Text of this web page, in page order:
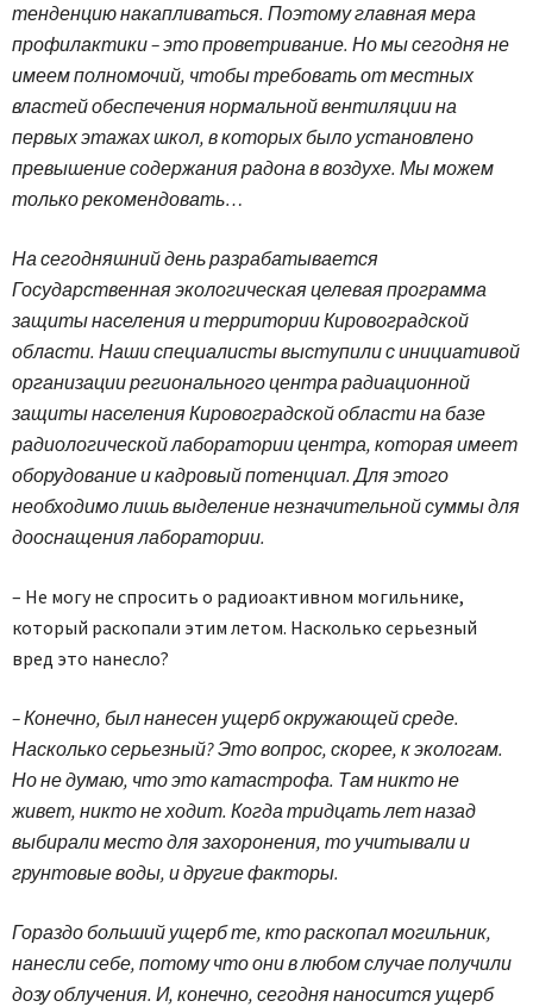
тенденцию накапливаться. Поэтому главная мера
профилактики – это проветривание. Но мы сегодня не
имеем полномочий, чтобы требовать от местных
властей обеспечения нормальной вентиляции на
первых этажах школ, в которых было установлено
превышение содержания радона в воздухе. Мы можем
только рекомендовать…
На сегодняшний день разрабатывается
Государственная экологическая целевая программа
защиты населения и территории Кировоградской
области. Наши специалисты выступили с инициативой
организации регионального центра радиационной
защиты населения Кировоградской области на базе
радиологической лаборатории центра, которая имеет
оборудование и кадровый потенциал. Для этого
необходимо лишь выделение незначительной суммы для
дооснащения лаборатории.
– Не могу не спросить о радио­активном могильнике,
который раскопали этим летом. Насколько серьезный
вред это нанесло?
– Конечно, был нанесен ущерб окружающей среде.
Насколько серьезный? Это вопрос, скорее, к экологам.
Но не думаю, что это катастрофа. Там никто не
живет, никто не ходит. Когда тридцать лет назад
выбирали место для захоронения, то учитывали и
грунтовые воды, и другие факторы.
Гораздо больший ущерб те, кто раскопал могильник,
нанесли себе, потому что они в любом случае получили
дозу облучения. И, конечно, сегодня наносится ущерб